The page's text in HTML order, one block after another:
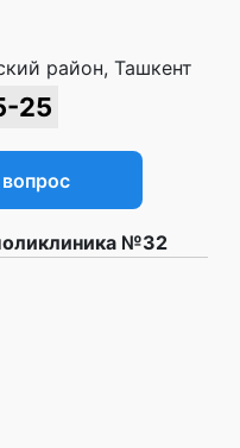
район, Ташкент
25
№32